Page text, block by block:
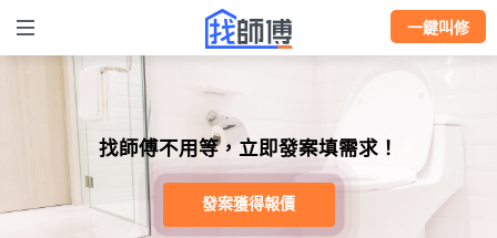
一鍵叫修
找師傅不用等，立即發案填需求！
發案獲得報價